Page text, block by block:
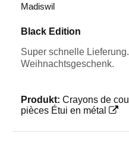
Madiswil
Black Edition
Super schnelle
Weihnachtsgeschenk.
Produkt: Crayons de
pièces Étui en métal